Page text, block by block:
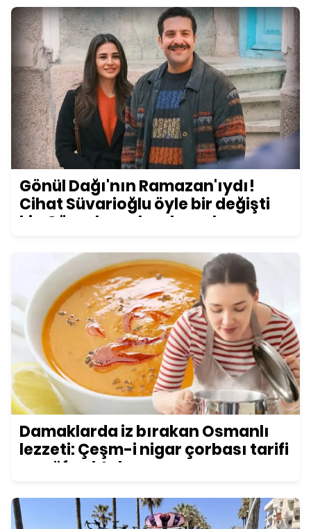
Gönül Dağı'nın Ramazan'ıydı!
Cihat Süvarioğlu öyle bir değişti
ki... Görenler şoke oluyor!
Damaklarda iz bırakan Osmanlı
lezzeti: Çeşm-i nigar çorbası tarifi
ve püf noktaları